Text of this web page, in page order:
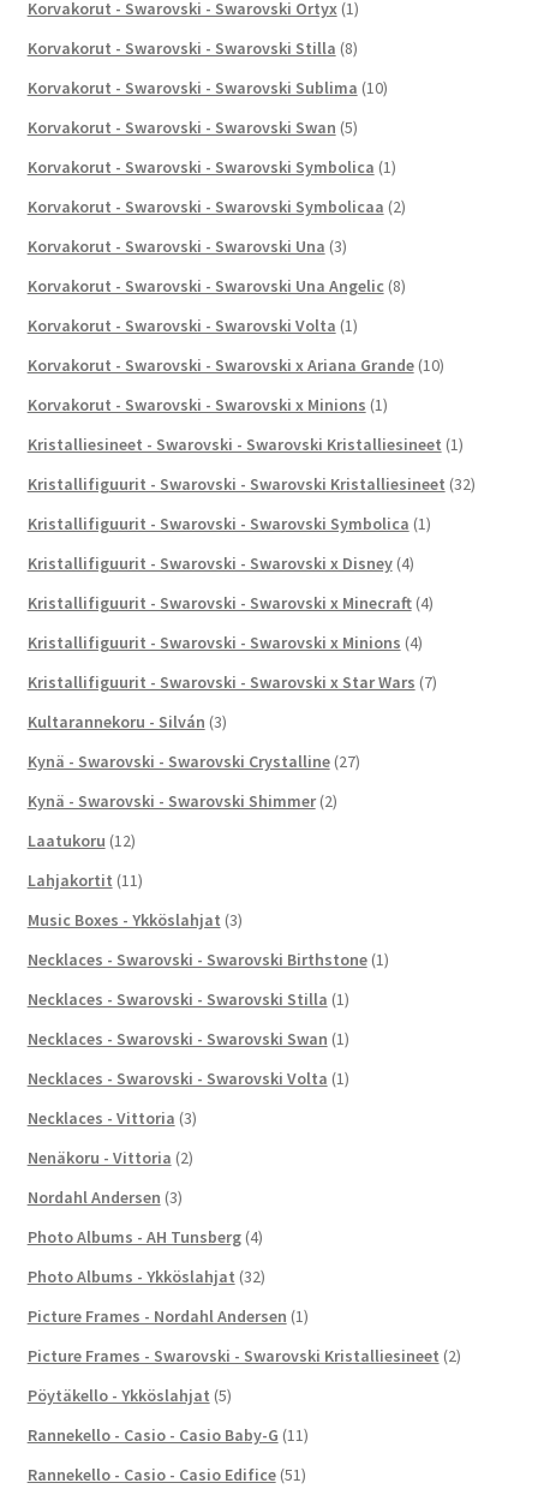
Korvakorut - Swarovski - Swarovski Ortyx (1)
Korvakorut - Swarovski - Swarovski Stilla (8)
Korvakorut - Swarovski - Swarovski Sublima (10)
Korvakorut - Swarovski - Swarovski Swan (5)
Korvakorut - Swarovski - Swarovski Symbolica (1)
Korvakorut - Swarovski - Swarovski Symbolicaa (2)
Korvakorut - Swarovski - Swarovski Una (3)
Korvakorut - Swarovski - Swarovski Una Angelic (8)
Korvakorut - Swarovski - Swarovski Volta (1)
Korvakorut - Swarovski - Swarovski x Ariana Grande (10)
Korvakorut - Swarovski - Swarovski x Minions (1)
Kristalliesineet - Swarovski - Swarovski Kristalliesineet (1)
Kristallifiguurit - Swarovski - Swarovski Kristalliesineet (32)
Kristallifiguurit - Swarovski - Swarovski Symbolica (1)
Kristallifiguurit - Swarovski - Swarovski x Disney (4)
Kristallifiguurit - Swarovski - Swarovski x Minecraft (4)
Kristallifiguurit - Swarovski - Swarovski x Minions (4)
Kristallifiguurit - Swarovski - Swarovski x Star Wars (7)
Kultarannekoru - Silván (3)
Kynä - Swarovski - Swarovski Crystalline (27)
Kynä - Swarovski - Swarovski Shimmer (2)
Laatukoru (12)
Lahjakortit (11)
Music Boxes - Ykköslahjat (3)
Necklaces - Swarovski - Swarovski Birthstone (1)
Necklaces - Swarovski - Swarovski Stilla (1)
Necklaces - Swarovski - Swarovski Swan (1)
Necklaces - Swarovski - Swarovski Volta (1)
Necklaces - Vittoria (3)
Nenäkoru - Vittoria (2)
Nordahl Andersen (3)
Photo Albums - AH Tunsberg (4)
Photo Albums - Ykköslahjat (32)
Picture Frames - Nordahl Andersen (1)
Picture Frames - Swarovski - Swarovski Kristalliesineet (2)
Pöytäkello - Ykköslahjat (5)
Rannekello - Casio - Casio Baby-G (11)
Rannekello - Casio - Casio Edifice (51)